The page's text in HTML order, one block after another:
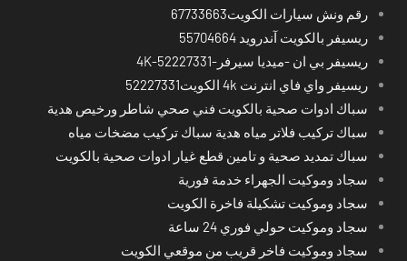
رقم ونش سيارات الكويت67733663
ريسيفر بالكويت آندرويد 55704664
ريسيفر بي ان -ميديا سيرفر-4K-52227331
ريسيفر واي فاي انترنت 4k الكويت52227331
سباك ادوات صحية بالكويت فني صحي شاطر ورخيص هدية
سباك تركيب فلاتر مياه هدية سباك تركيب مضخات مياه
سباك تمديد صحية و تامين قطع غيار ادوات صحية بالكويت
سجاد وموكيت الجهراء خدمة فورية
سجاد وموكيت تشكيلة فاخرة الكويت
سجاد وموكيت حولي فوري 24 ساعة
سجاد وموكيت فاخر قريب من موقعي الكويت